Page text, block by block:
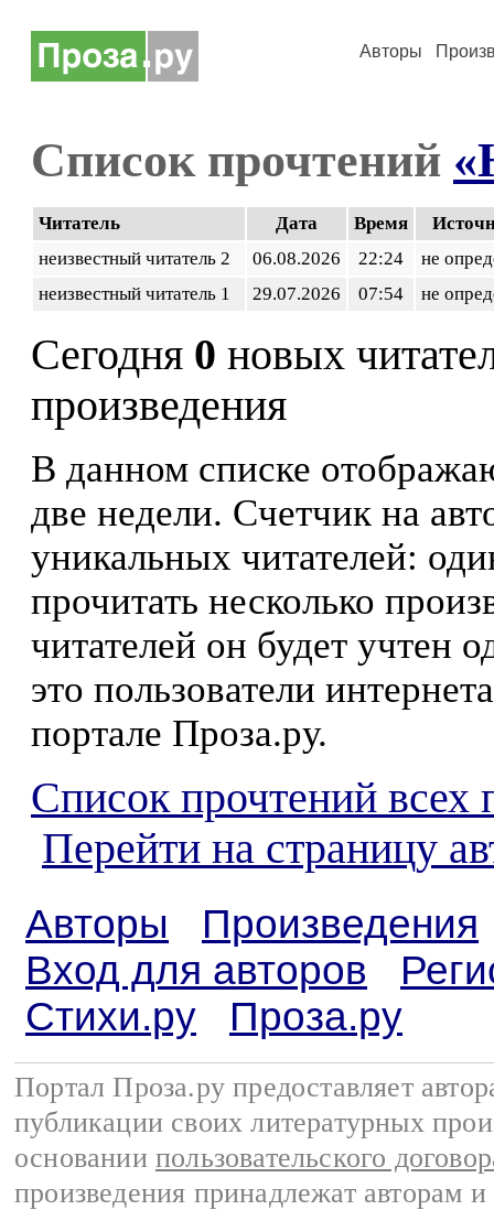
Авторы
Список прочтений
Читатель Дата Время
неизвестный читатель 2
06.08.2026 22:24
не
неизвестный читатель 1
29.07.2026 07:54 не
Сегодня 0 новых
произведения
В данном списке
две недели. Счетчик на
уникальных читателей:
прочитать несколько
читателей он будет учтен
это пользователи
портале Проза.ру.
Список прочтений всех
Перейти на страницу
Авторы
Произведения
Вход для авторов
Стихи.ру
Проза.ру
Портал Проза.ру предоставляет
публикации своих литературных
основании пользовательского
произведения принадлежат авторам